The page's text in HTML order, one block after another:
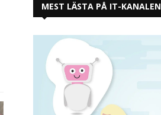
MEST LÄSTA PÅ IT-KANALEN